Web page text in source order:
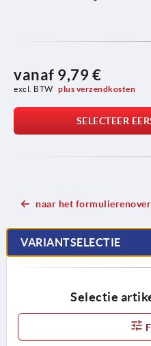
vanaf 9,79 €
excl. BTW plus verzendkosten
SELECTEER
naar het
VARIANTSELECTIE
Selectie